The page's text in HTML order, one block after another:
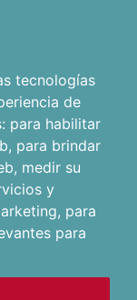
tecnologías
de
para habilitar
, para brindar
, medir su
y
, para
para